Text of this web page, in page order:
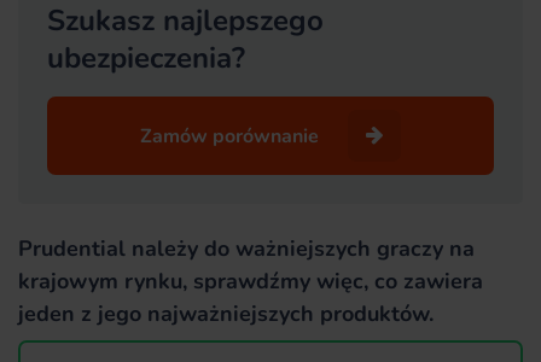
Szukasz najlepszego
ubezpieczenia?
Zamów porównanie
Prudential należy do ważniejszych graczy na
krajowym rynku, sprawdźmy więc, co zawiera
jeden z jego najważniejszych produktów.